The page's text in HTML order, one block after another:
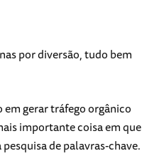
por diversão, tudo bem
em gerar tráfego orgânico
importante coisa em que
de palavras-chave.